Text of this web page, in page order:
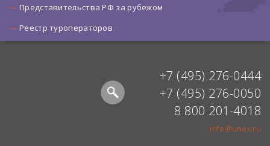
Представительства РФ за рубежом
Реестр туроператоров
+7 (495) 276-0444
+7 (495) 276-0050
8 800 201-4018
info@unex.ru